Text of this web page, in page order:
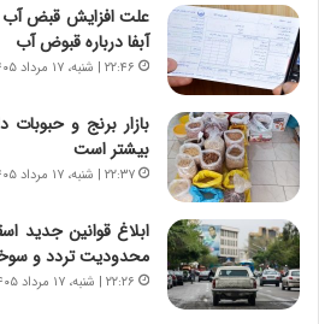
ج
ن
گ
ن
س
ت
ه
علت افزایش قبض
آبفا درباره قبوض آب
۲۲:۴۶ | شنبه، ۱۷ مرداد ۱۴۰۵
بازار برنج و
بیشتر است
۲۲:۳۷ | شنبه، ۱۷ مرداد ۱۴۰۵
محدودیت تردد و
۲۲:۲۶ | شنبه، ۱۷ مرداد ۱۴۰۵